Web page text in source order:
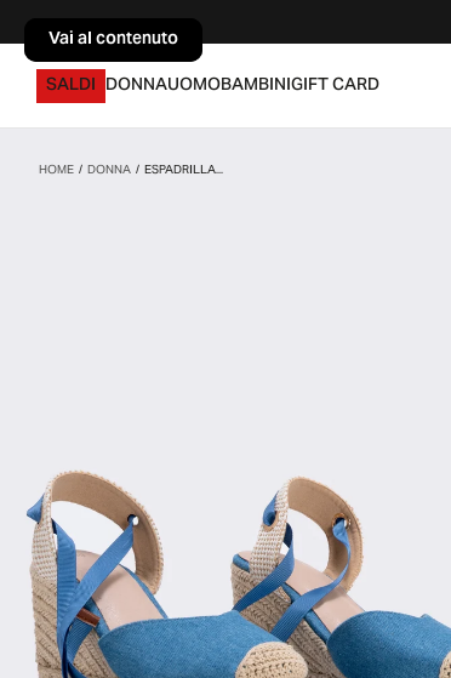
Vai al contenuto
SALDI DONNAUOMOBAMBINIGIFT CARD
HOME/DONNA/ESPADRILLA...
Vai al contenuto